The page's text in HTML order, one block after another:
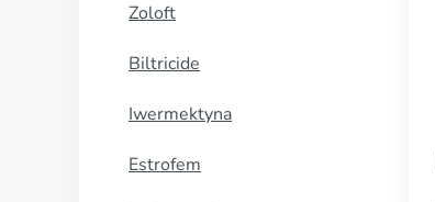
Zoloft
Biltricide
Iwermektyna
Estrofem